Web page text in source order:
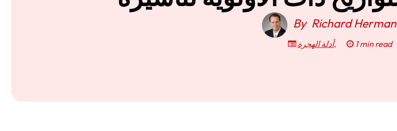
By Richard Herman
أدلة الهجرة, 1 min read